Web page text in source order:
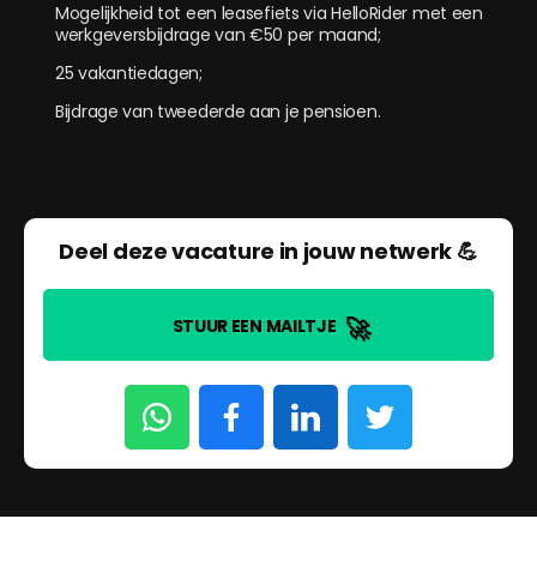
Mogelijkheid tot een leasefiets via HelloRider met een
werkgeversbijdrage van €50 per maand;
25 vakantiedagen;
Bijdrage van tweederde aan je pensioen.
Deel deze vacature in jouw netwerk 💪
STUUR EEN MAILTJE 🚀